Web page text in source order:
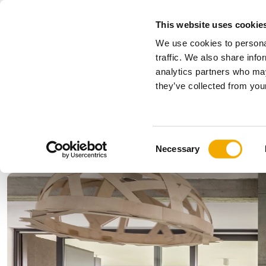
This website uses
We use cookies to
traffic. We also share
analytics partners who
they’ve collected from
e
t
Necessary
Bitte wählen Sie Ihr Land
Bulgarien
Kroatien
Lettland
Polen
Rumänien
Serbien
Ukraine
Ungarn
News, Presse und Events
Anwendungen & Branchen